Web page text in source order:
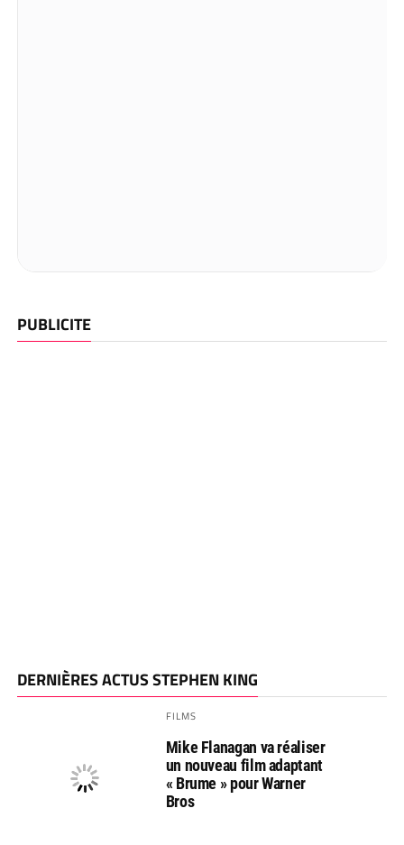
PUBLICITE
DERNIÈRES ACTUS STEPHEN KING
FILMS
Mike Flanagan va réaliser
un nouveau film adaptant
« Brume » pour Warner
Bros